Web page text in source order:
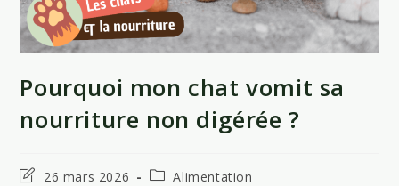
Pourquoi mon chat vomit sa
nourriture non digérée ?
Dernière
26 mars 2026
PostAlimentation